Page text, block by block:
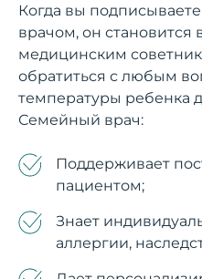
Когда вы
врачом, он
медицинским
обратиться с любым
температуры ребенка
Семейный врач:
Поддерживает
пациентом;
Знает
аллергии,